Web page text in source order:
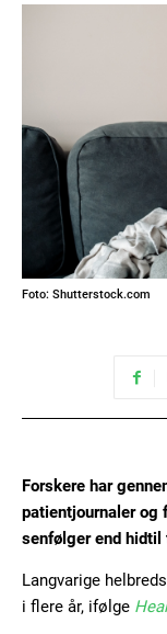
Foto: Shutterstock.com
Forskere har
patientjournaler og
senfølger end hidtil
Langvarige
i flere år, ifølge